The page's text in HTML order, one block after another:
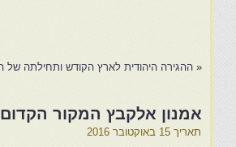
« ההגירה היהודית לארץ הקודש ותחילתה של
אמנון אלקבץ המקור
תאריך 15 באוקטובר 2016